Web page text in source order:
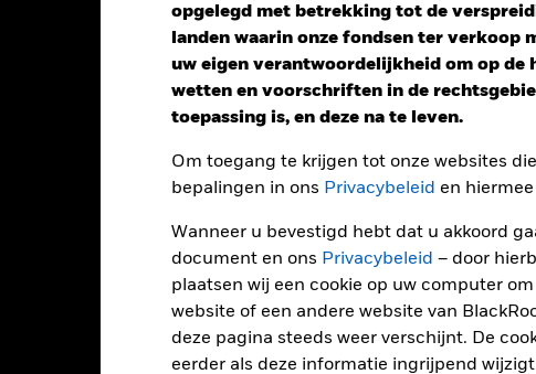
opgelegd met betrekking tot de
landen waarin onze fondsen ter verkoop
uw eigen verantwoordelijkheid om op de
wetten en voorschriften in de
toepassing is, en deze na te leven.
Om toegang te krijgen tot onze websites
bepalingen in ons Privacybeleid en
Wanneer u bevestigd hebt dat u akkoord
document en ons Privacybeleid – door
plaatsen wij een cookie op uw computer
website of een andere website van
deze pagina steeds weer verschijnt. De
eerder als deze informatie ingrijpend
Performance
Op jaarbasis Cumulatief 12 maanden
grafiek toont de prestatie van het product als het procentuele
0 jaar vergeleken met de benchmark. Het kan u helpen om te